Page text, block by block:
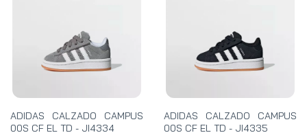
ADIDAS CALZADO CAMPUS
00S CF EL TD - JI4334
ADIDAS CALZADO CAMPUS
00S CF EL TD - JI4335